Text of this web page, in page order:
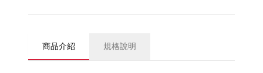
商品介紹 規格說明